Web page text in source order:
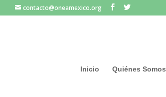
contacto@oneamexico.org
Inicio Quiénes Somos